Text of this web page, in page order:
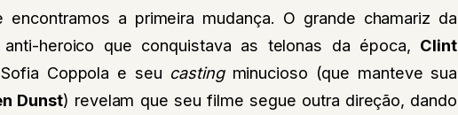
a primeira mudança. O grande chamariz da
anti-heroico que conquistava as telonas da época, Clint
Coppola e seu castingminucioso (que manteve sua
Dunst) revelam que seu filme segue outra direção, dando